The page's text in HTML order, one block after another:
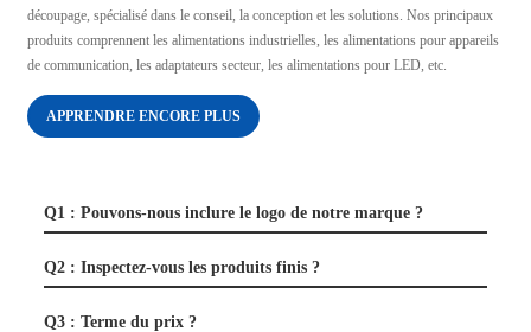
découpage, spécialisé dans le conseil, la conception et les solutions. Nos principaux
produits comprennent les alimentations industrielles, les alimentations pour appareils
de communication, les adaptateurs secteur, les alimentations pour LED, etc.
APPRENDRE ENCORE PLUS
Q1 : Pouvons-nous inclure le logo de notre marque ?
Q2 : Inspectez-vous les produits finis ?
Q3 : Terme du prix ?